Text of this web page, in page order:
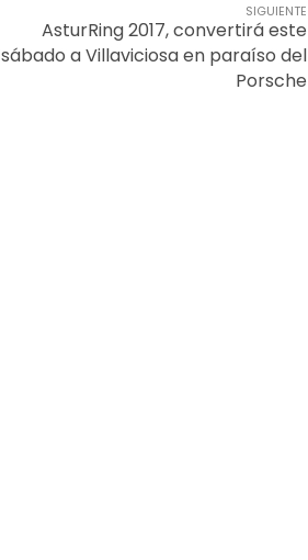
SIGUIENTE
AsturRing 2017, convertirá este
sábado a Villaviciosa en paraíso del
Porsche